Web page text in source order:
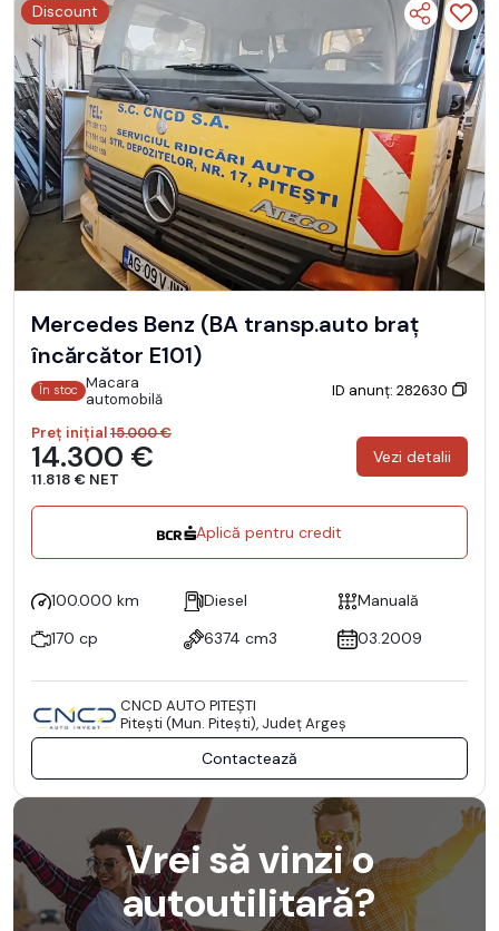
Discount
Mercedes Benz (BA transp.auto braț
încărcător E101)
În stoc Macara
automobilă
ID anunț: 282630
Preț inițial15.000 €
14.300 €
11.818 € NET
Vezi detalii
Aplică pentru credit
100.000 km Diesel
Manuală
170 cp
6374 cm3 03.2009
CNCD AUTO PITEȘTI
Piteşti (Mun. Piteşti), Județ Argeş
Contactează
Vrei să vinzi o
autoutilitară?